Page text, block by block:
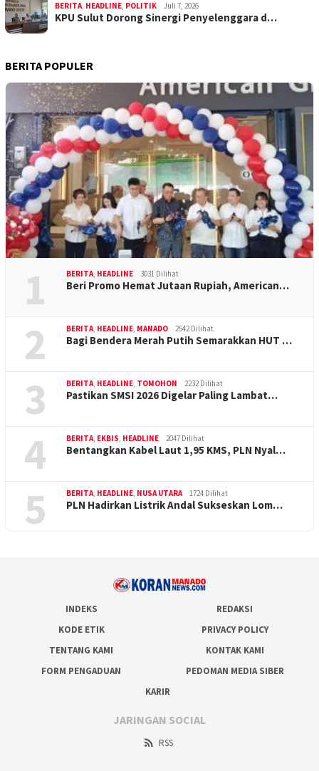
BERITA, HEADLINE, POLITIK Juli 7, 2026
KPU Sulut Dorong Sinergi Penyelenggara d…
BERITA POPULER
1 BERITA, HEADLINE 3031 Dilihat
Beri Promo Hemat Jutaan Rupiah, American…
2 BERITA, HEADLINE, MANADO 2542 Dilihat
Bagi Bendera Merah Putih Semarakkan HUT …
3 BERITA, HEADLINE, TOMOHON 2232 Dilihat
Pastikan SMSI 2026 Digelar Paling Lambat…
4 BERITA, EKBIS, HEADLINE 2047 Dilihat
Bentangkan Kabel Laut 1,95 KMS, PLN Nyal…
5 BERITA, HEADLINE, NUSA UTARA 1724 Dilihat
PLN Hadirkan Listrik Andal Sukseskan Lom…
INDEKS
REDAKSI
KODE ETIK
PRIVACY POLICY
TENTANG KAMI
KONTAK KAMI
FORM PENGADUAN
PEDOMAN MEDIA SIBER
KARIR
JARINGAN SOCIAL
RSS